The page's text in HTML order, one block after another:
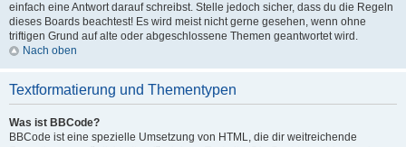
einfach eine Antwort darauf schreibst. Stelle jedoch sicher, dass du die Regeln
dieses Boards beachtest! Es wird meist nicht gerne gesehen, wenn ohne
triftigen Grund auf alte oder abgeschlossene Themen geantwortet wird.
Nach oben
Textformatierung und Thementypen
Was ist BBCode?
BBCode ist eine spezielle Umsetzung von HTML, die dir weitreichende